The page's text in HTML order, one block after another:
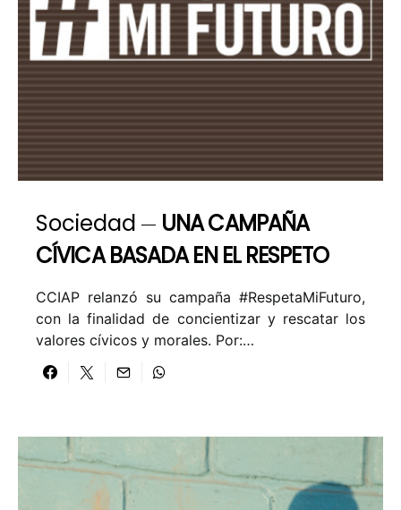
Sociedad
UNA CAMPAÑA
CÍVICA BASADA EN EL RESPETO
CCIAP relanzó su campaña #RespetaMiFuturo,
con la finalidad de concientizar y rescatar los
valores cívicos y morales. Por:…